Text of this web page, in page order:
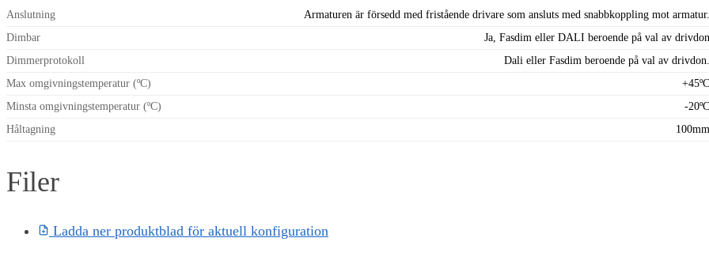
Anslutning
Armaturen är försedd med fristående drivare som ansluts med snabbkoppling mot armatur.
Dimbar
Ja, Fasdim eller DALI beroende på val av drivdon
Dimmerprotokoll
Dali eller Fasdim beroende på val av drivdon.
Max omgivningstemperatur (ºC)
+45ºC
Minsta omgivningstemperatur (ºC)
-20ºC
Håltagning
100mm
Filer
Ladda ner produktblad för aktuell konfiguration